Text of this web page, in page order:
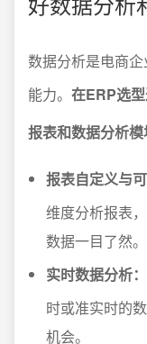
数据分析是电商
能力。 在ERP选
报表和数据分析模
报表自定义与可
维度分析报表
数据一目了然。
实时数据分析：
时或准实时的
机会。